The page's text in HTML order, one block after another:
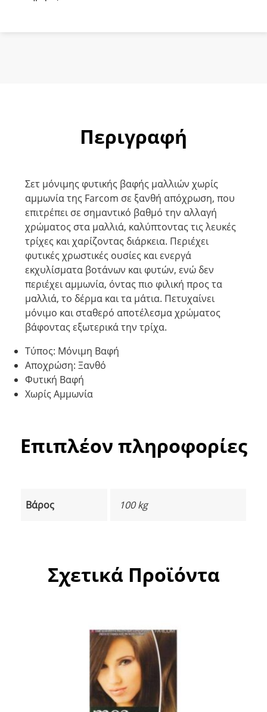
Περιγραφή
Σετ μόνιμης φυτικής βαφής μαλλιών χωρίς
αμμωνία της Farcom σε ξανθή απόχρωση, που
επιτρέπει σε σημαντικό βαθμό την αλλαγή
χρώματος στα μαλλιά, καλύπτοντας τις λευκές
τρίχες και χαρίζοντας διάρκεια. Περιέχει
φυτικές χρωστικές ουσίες και ενεργά
εκχυλίσματα βοτάνων και φυτών, ενώ δεν
περιέχει αμμωνία, όντας πιο φιλική προς τα
μαλλιά, το δέρμα και τα μάτια. Πετυχαίνει
μόνιμο και σταθερό αποτέλεσμα χρώματος
βάφοντας εξωτερικά την τρίχα.
Τύπος: Μόνιμη Βαφή
Αποχρώση: Ξανθό
Φυτική Βαφή
Χωρίς Αμμωνία
Επιπλέον πληροφορίες
Βάρος 100 kg
Σχετικά Προϊόντα